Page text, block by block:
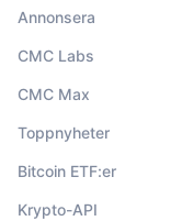
Annonsera
CMC Labs
CMC Max
Toppnyheter
Bitcoin ETF:er
Krypto-API